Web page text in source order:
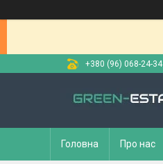
+380 (96) 068-24-34
Головна Про нас